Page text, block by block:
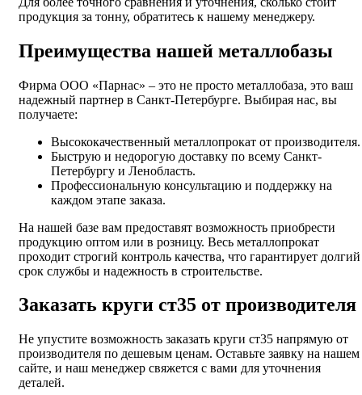
продукция за тонну, обратитесь к нашему менеджеру.
Преимущества нашей металлобазы
Фирма ООО «Парнас» – это не просто металлобаза, это ваш
надежный партнер в Санкт-Петербурге. Выбирая нас, вы
получаете:
Высококачественный металлопрокат от производителя.
Быструю и недорогую доставку по всему Санкт-
Петербургу и Ленобласть.
Профессиональную консультацию и поддержку на
каждом этапе заказа.
На нашей базе вам предоставят возможность приобрести
продукцию оптом или в розницу. Весь металлопрокат
проходит строгий контроль качества, что гарантирует долгий
срок службы и надежность в строительстве.
Заказать круги ст35 от производителя
Не упустите возможность заказать круги ст35 напрямую от
производителя по дешевым ценам. Оставьте заявку на нашем
сайте, и наш менеджер свяжется с вами для уточнения
деталей.